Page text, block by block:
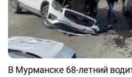
В Мурманске 68-летний